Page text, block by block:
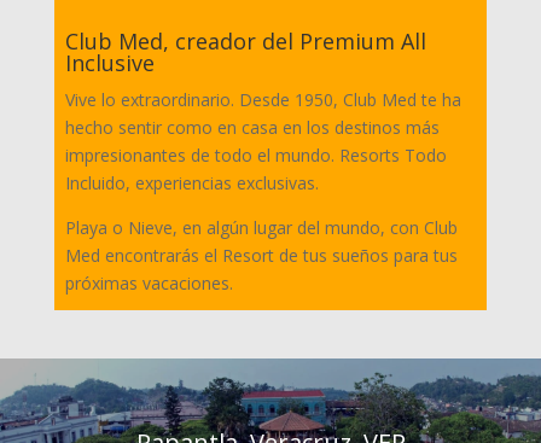
Club Med, creador del Premium All
Inclusive
Vive lo extraordinario. Desde 1950, Club Med te ha
hecho sentir como en casa en los destinos más
impresionantes de todo el mundo. Resorts Todo
Incluido, experiencias exclusivas.
Playa o Nieve, en algún lugar del mundo, con Club
Med encontrarás el Resort de tus sueños para tus
próximas vacaciones.